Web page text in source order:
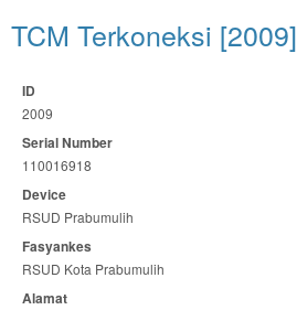
TCM Terkoneksi [2009]
ID
2009
Serial Number
110016918
Device
RSUD Prabumulih
Fasyankes
RSUD Kota Prabumulih
Alamat